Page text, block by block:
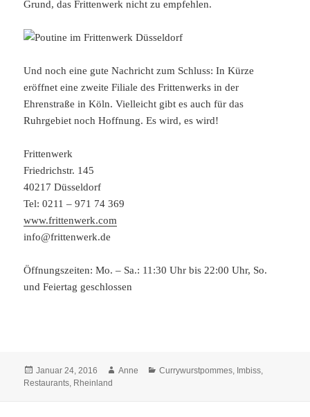
Grund, das Frittenwerk nicht zu empfehlen.
Und noch eine gute Nachricht zum Schluss: In Kürze
eröffnet eine zweite Filiale des Frittenwerks in der
Ehrenstraße in Köln. Vielleicht gibt es auch für das
Ruhrgebiet noch Hoffnung. Es wird, es wird!
Frittenwerk
Friedrichstr. 145
40217 Düsseldorf
Tel: 0211 – 971 74 369
www.frittenwerk.com
info@frittenwerk.de
Öffnungszeiten: Mo. – Sa.: 11:30 Uhr bis 22:00 Uhr, So.
und Feiertag geschlossen
Veröffentlicht
am
Januar 24, 2016 Autor
Anne Kategorien
Currywurstpommes Imbiss
Restaurants Rheinland